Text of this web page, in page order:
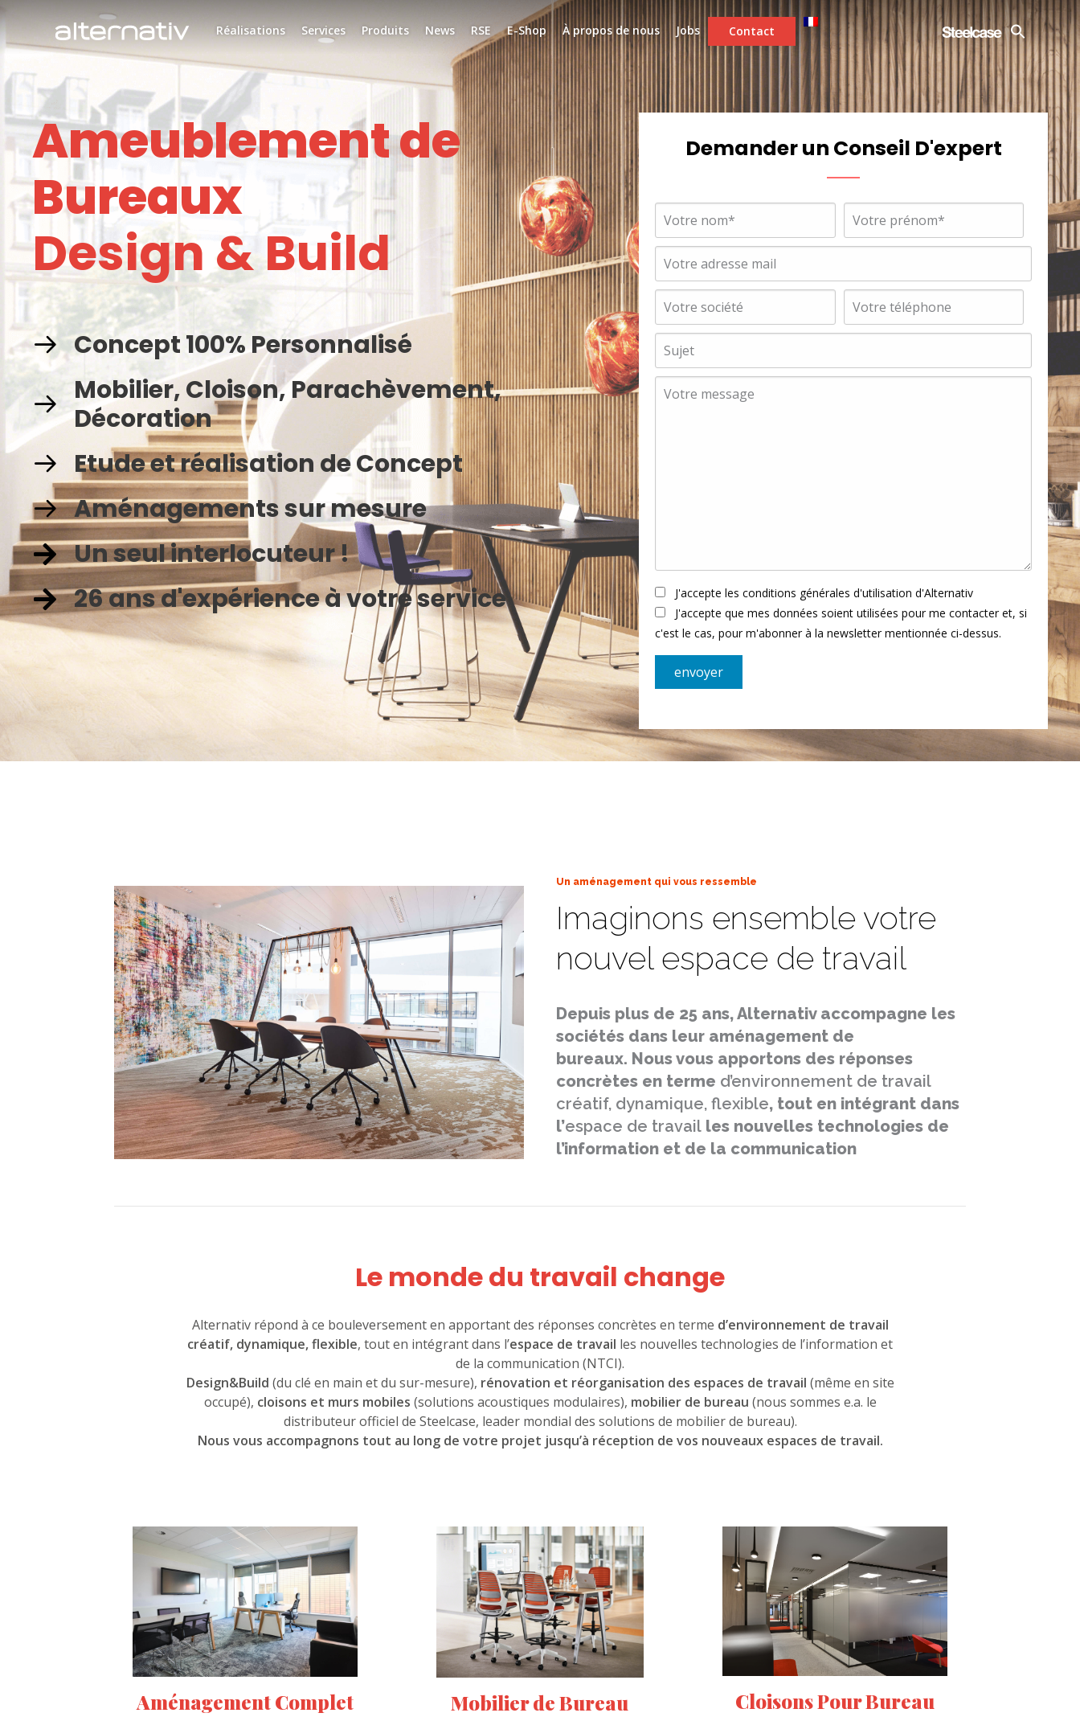
to
content
Réalisations Services Produits News RSE E-Shop À propos de nous Jobs Contact
Ameublement de
Bureaux
Design & Build
Concept 100% Personnalisé
Mobilier, Cloison, Parachèvement,
Décoration
Etude et réalisation de Concept
Aménagements sur mesure
Un seul interlocuteur !
26 ans d'expérience à votre service
Demander un Conseil D'expert
J'accepte les conditions générales d'utilisation d'Alternativ
J'accepte que mes données soient utilisées pour me contacter et, si
c'est le cas, pour m'abonner à la newsletter mentionnée ci-dessus.
Un aménagement qui vous ressemble
Imaginons ensemble votre
nouvel espace de travail
Depuis plus de 25 ans, Alternativ accompagne les
sociétés dans leur aménagement de
bureaux. Nous vous apportons des réponses
concrètes en terme d’environnement de travail
créatif, dynamique, flexible, tout en intégrant dans
l’espace de travail les nouvelles technologies de
l’information et de la communication
Le monde du travail change
Alternativ répond à ce bouleversement en apportant des réponses concrètes en terme d’environnement de travail
créatif, dynamique, flexible, tout en intégrant dans l’espace de travail les nouvelles technologies de l’information et
de la communication (NTCI).
Design&Build (du clé en main et du sur-mesure), rénovation et réorganisation des espaces de travail (même en site
occupé), cloisons et murs mobiles (solutions acoustiques modulaires), mobilier de bureau (nous sommes e.a. le
distributeur officiel de Steelcase, leader mondial des solutions de mobilier de bureau).
Nous vous accompagnons tout au long de votre projet jusqu’à réception de vos nouveaux espaces de travail.
Aménagement Complet Mobilier de Bureau Cloisons Pour Bureau